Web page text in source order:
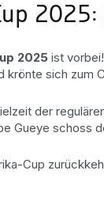
2025:
2025 ist
krönte sich zum
der
Gueye schoss
Cup